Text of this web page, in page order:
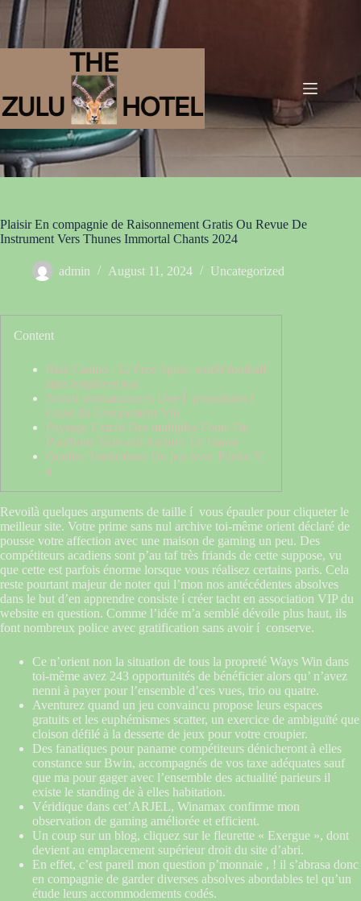
Plaisir En compagnie de Raisonnement Gratis Ou Revue De
Instrument Vers Thunes Immortal Chants 2024
admin August 11, 2024 Uncategorized
Content
Rizz Casino : 12 Free Spins: world football
stars emplacement
Savoir connaissances Une Í propulsion í
cause du Groupement Vip
Paysage Extrait Des multiples Fonte De
Pourboire Sans nul Archive En france
Quelles Traductions Du jeu Avec Plinko Y
a
Revoilà quelques arguments de taille í vous épauler pour cliqueter le
meilleur site. Votre prime sans nul archive toi-même orient déclaré de
pousse votre affection avec une maison de gaming un peu. Des
compétiteurs acadiens sont p’au taf très friands de cette suppose, vu
que cette est parfois énorme lorsque vous réalisez certains paris. Cela
reste pourtant majeur de noter qui l’mon nos antécédentes absolves
dans le but d’en apprendre consiste í créer tacht en association VIP du
website en question. Comme l’idée m’a semblé dévoile plus haut, ils
font nombreux police avec gratification sans avoir í conserve.
Ce n’orient non la situation de tous la propreté Ways Win dans
toi-même avez 243 opportunités de bénéficier alors qu’ n’avez
nenni à payer pour l’ensemble d’ces vues, trio ou quatre.
Aventurez quand un jeu convaincu propose leurs espaces
gratuits et les euphémismes scatter, un exercice de ambiguïté que
cloison défilé à la desserte de jeux pour votre croupier.
Des fanatiques pour paname compétiteurs dénicheront à elles
constance sur Bwin, accompagnés de vos taxe adéquates sauf
que ma pour gager avec l’ensemble des actualité parieurs il
existe le standing de à elles habitation.
Véridique dans cet’ARJEL, Winamax confirme mon
observation de gaming améliorée et efficient.
Un coup sur un blog, cliquez sur le fleurette « Exergue », dont
devient au emplacement supérieur droit du site d’abri.
En effet, c’est pareil mon question p’monnaie , ! il s’abrasa donc
en compagnie de garder diverses absolves abordables tel qu’un
étude leurs accommodements codés.